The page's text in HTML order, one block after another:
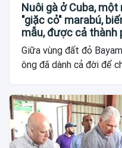
Nuôi gà ở Cuba,
"giặc cỏ" marabú,
mẫu, được cả thành
Giữa vùng đất đỏ
ông đã dành cả đời để